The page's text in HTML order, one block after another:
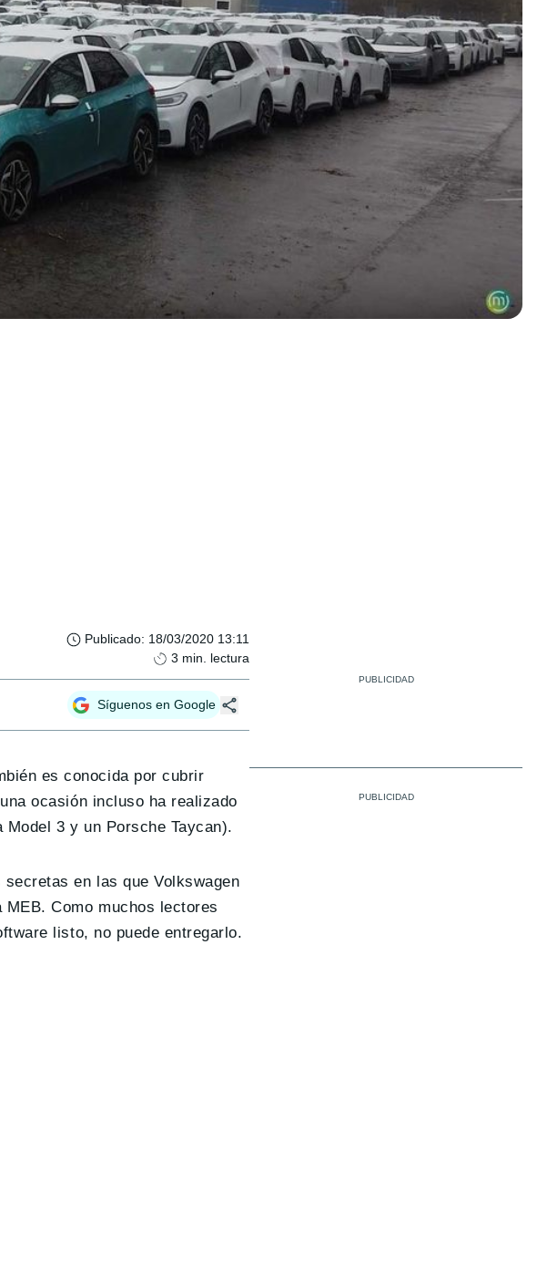
Publicado: 18/03/2020 13:11
3 min. lectura
Síguenos en Google
es conocida por cubrir
ocasión incluso ha realizado
3 y un Porsche Taycan).
en las que Volkswagen
Como muchos lectores
listo, no puede entregarlo.